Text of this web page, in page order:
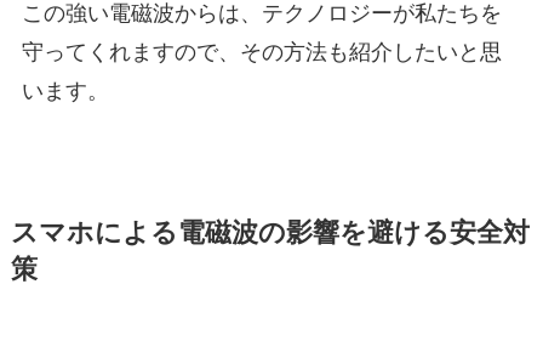
この強い電磁波からは、テクノロジーが私たちを
守ってくれますので、その方法も紹介したいと思
います。
スマホによる電磁波の影響を避ける安全対
策